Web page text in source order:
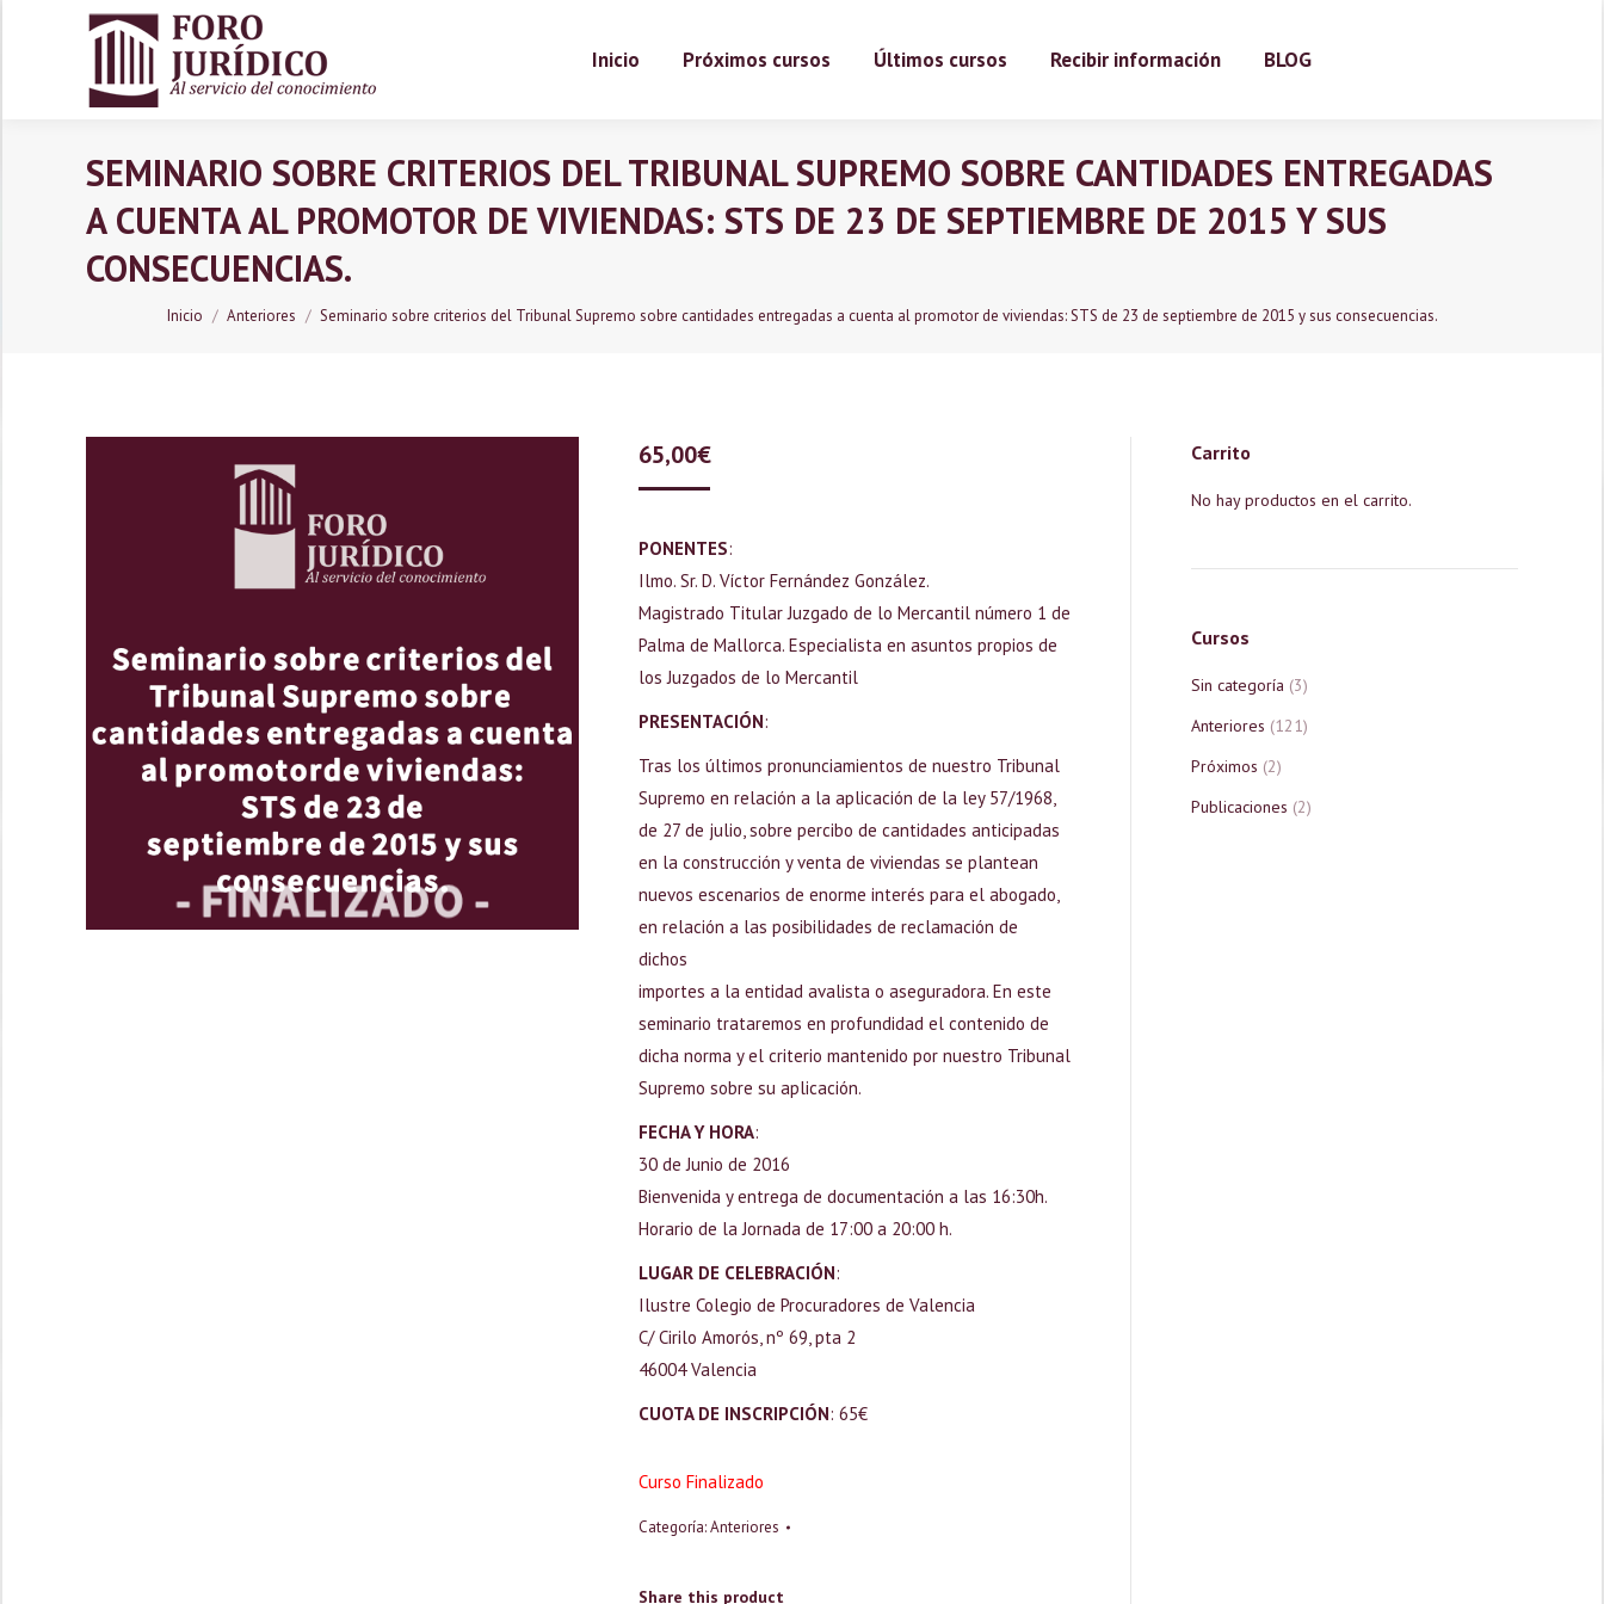
Inicio Próximos cursos Últimos cursos Recibir información BLOG
SEMINARIO SOBRE CRITERIOS DEL TRIBUNAL SUPREMO SOBRE CANTIDADES ENTREGADAS
A CUENTA AL PROMOTOR DE VIVIENDAS: STS DE 23 DE SEPTIEMBRE DE 2015 Y SUS
CONSECUENCIAS.
Inicio Anteriores Seminario sobre criterios del Tribunal Supremo sobre cantidades entregadas a cuenta al promotor de viviendas: STS de 23 de septiembre de 2015 y sus consecuencias.
65,00€
PONENTES:
Ilmo. Sr. D. Víctor Fernández González.
Magistrado Titular Juzgado de lo Mercantil número 1 de
Palma de Mallorca. Especialista en asuntos propios de
los Juzgados de lo Mercantil
PRESENTACIÓN:
Tras los últimos pronunciamientos de nuestro Tribunal
Supremo en relación a la aplicación de la ley 57/1968,
de 27 de julio, sobre percibo de cantidades anticipadas
en la construcción y venta de viviendas se plantean
nuevos escenarios de enorme interés para el abogado,
en relación a las posibilidades de reclamación de
dichos
importes a la entidad avalista o aseguradora. En este
seminario trataremos en profundidad el contenido de
dicha norma y el criterio mantenido por nuestro Tribunal
Supremo sobre su aplicación.
FECHA Y HORA:
30 de Junio de 2016
Bienvenida y entrega de documentación a las 16:30h.
Horario de la Jornada de 17:00 a 20:00 h.
LUGAR DE CELEBRACIÓN:
Ilustre Colegio de Procuradores de Valencia
C/ Cirilo Amorós, nº 69, pta 2
46004 Valencia
CUOTA DE INSCRIPCIÓN: 65€
Curso Finalizado
Categoría:Anteriores
Share this product
Carrito
No hay productos en el carrito.
Cursos
Sin categoría (3)
Anteriores (121)
Próximos (2)
Publicaciones (2)